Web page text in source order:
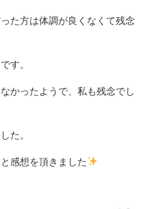
た方は体調が良くなくて残念
す。
かったようで、私も残念でし
た。
感想を頂きました